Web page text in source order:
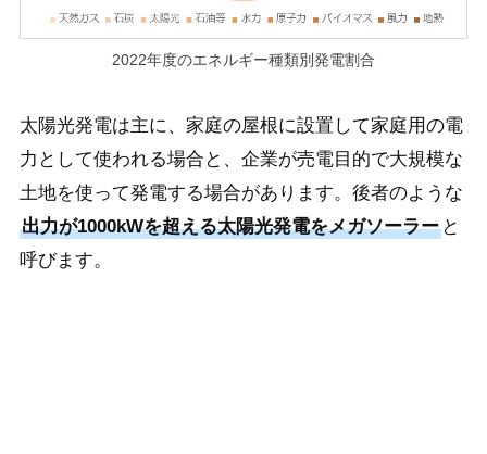
2022年度のエネルギー種類別発電割合
太陽光発電は主に、家庭の屋根に設置して家庭用の電
力として使われる場合と、企業が売電目的で大規模な
土地を使って発電する場合があります。後者のような
出力が1000kWを超える太陽光発電をメガソーラーと
呼びます。